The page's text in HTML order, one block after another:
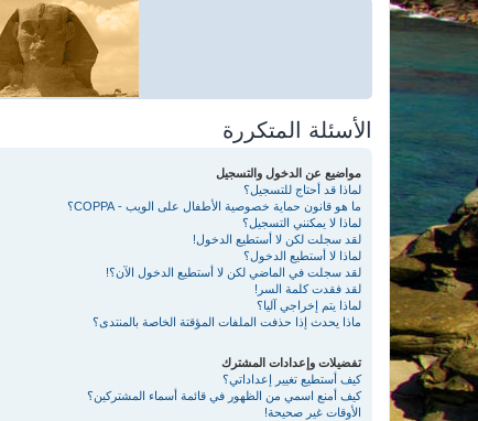
الأسئلة المتكررة
مواضيع عن الدخول والتسجيل
لماذا قد أحتاج للتسجيل؟
ما هو قانون حماية خصوصية الأطفال على الويب - COPPA؟
لماذا لا يمكنني التسجيل؟
لقد سجلت لكن لا أستطيع الدخول!
لماذا لا أستطيع الدخول؟
لقد سجلت في الماضي لكن لا أستطيع الدخول الآن؟!
لقد فقدت كلمة السر!
لماذا يتم إخراجي آليا؟
ماذا يحدث إذا حذفت الملفات المؤقتة الخاصة بالمنتدى؟
تفضيلات وإعدادات المشترك
كيف أستطيع تغيير إعداداتي؟
كيف أمنع اسمي من الظهور في قائمة أسماء المشتركين؟
الأوقات غير صحيحة!